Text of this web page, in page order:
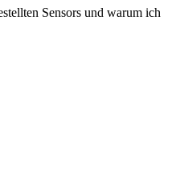
Sensors und warum ich